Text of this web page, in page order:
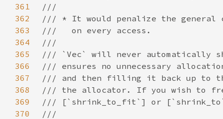
361
362
363
364
365
366
367
368
369
370